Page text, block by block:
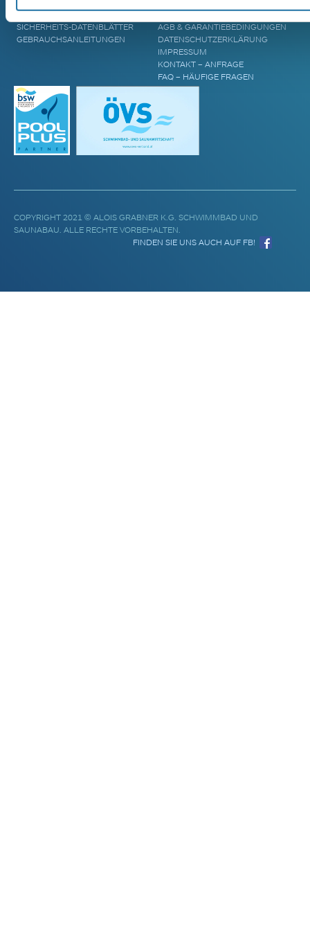
WASSERPFLEGE
SICHERHEITS-DATENBLÄTTER
GEBRAUCHSANLEITUNGEN
BLOG & AKTUELLES
AGB & GARANTIEBEDINGUNGEN
DATENSCHUTZERKLÄRUNG
IMPRESSUM
KONTAKT – ANFRAGE
FAQ – HÄUFIGE FRAGEN
COPYRIGHT 2021 © ALOIS GRABNER K.G. SCHWIMMBAD UND
SAUNABAU. ALLE RECHTE VORBEHALTEN.
FINDEN SIE UNS AUCH AUF FB!